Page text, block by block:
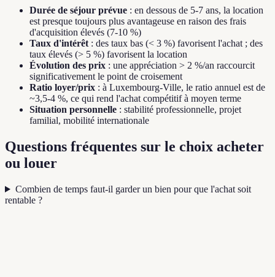
Durée de séjour prévue : en dessous de 5-7 ans, la location
est presque toujours plus avantageuse en raison des frais
d'acquisition élevés (7-10 %)
Taux d'intérêt : des taux bas (< 3 %) favorisent l'achat ; des
taux élevés (> 5 %) favorisent la location
Évolution des prix : une appréciation > 2 %/an raccourcit
significativement le point de croisement
Ratio loyer/prix : à Luxembourg-Ville, le ratio annuel est de
~3,5-4 %, ce qui rend l'achat compétitif à moyen terme
Situation personnelle : stabilité professionnelle, projet
familial, mobilité internationale
Questions fréquentes sur le choix acheter
ou louer
Combien de temps faut-il garder un bien pour que l'achat soit
rentable ?